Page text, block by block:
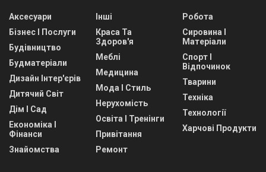
Аксесуари
Бізнес І Послуги
Будівництво
Будматеріали
Дизайн Інтер'єрів
Дитячий Світ
Дім І Сад
Економіка І
Фінанси
Знайомства
Інші
Краса Та
Здоров'я
Меблі
Медицина
Мода І Стиль
Нерухомість
Освіта І Тренінги
Привітання
Ремонт
Робота
Сировина І
Матеріали
Спорт І
Відпочинок
Тварини
Техніка
Технології
Харчові Продукти